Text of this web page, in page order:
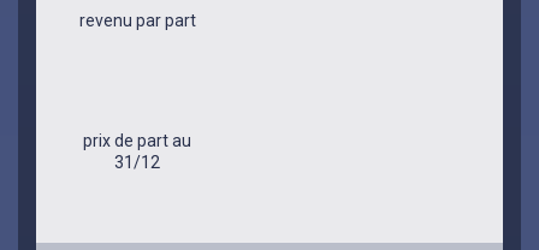
revenu par part
prix de part au
31/12